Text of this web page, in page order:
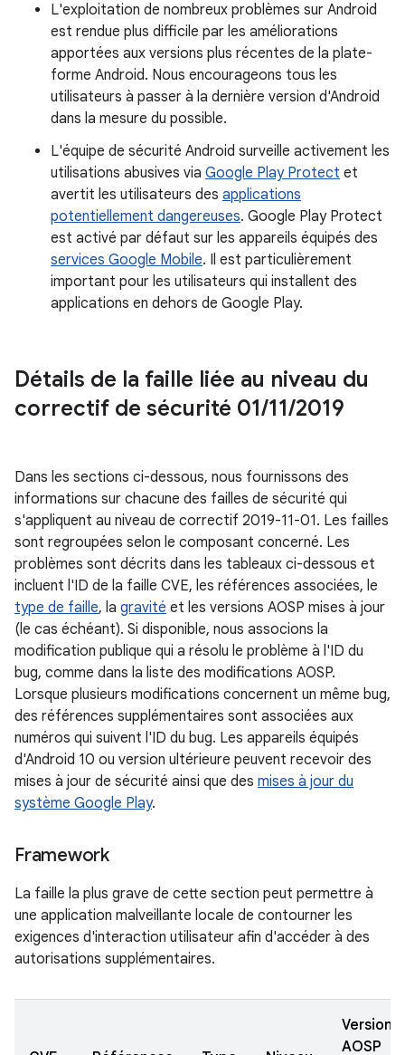
L'exploitation de nombreux problèmes sur Android
est rendue plus difficile par les améliorations
apportées aux versions plus récentes de la plate-
forme Android. Nous encourageons tous les
utilisateurs à passer à la dernière version d'Android
dans la mesure du possible.
L'équipe de sécurité Android surveille activement les
utilisations abusives via Google Play Protect et
avertit les utilisateurs des applications
potentiellement dangereuses. Google Play Protect
est activé par défaut sur les appareils équipés des
services Google Mobile. Il est particulièrement
important pour les utilisateurs qui installent des
applications en dehors de Google Play.
Détails de la faille liée au niveau du
correctif de sécurité 01/11/2019
Dans les sections ci-dessous, nous fournissons des
informations sur chacune des failles de sécurité qui
s'appliquent au niveau de correctif 2019-11-01. Les failles
sont regroupées selon le composant concerné. Les
problèmes sont décrits dans les tableaux ci-dessous et
incluent l'ID de la faille CVE, les références associées, le
type de faille, la gravité et les versions AOSP mises à jour
(le cas échéant). Si disponible, nous associons la
modification publique qui a résolu le problème à l'ID du
bug, comme dans la liste des modifications AOSP.
Lorsque plusieurs modifications concernent un même bug,
des références supplémentaires sont associées aux
numéros qui suivent l'ID du bug. Les appareils équipés
d'Android 10 ou version ultérieure peuvent recevoir des
mises à jour de sécurité ainsi que des mises à jour du
système Google Play.
Framework
La faille la plus grave de cette section peut permettre à
une application malveillante locale de contourner les
exigences d'interaction utilisateur afin d'accéder à des
autorisations supplémentaires.
Versions
AOSP